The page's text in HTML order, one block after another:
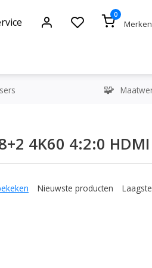
0
Merken
4K60 4:2:0
Nieuwste producten